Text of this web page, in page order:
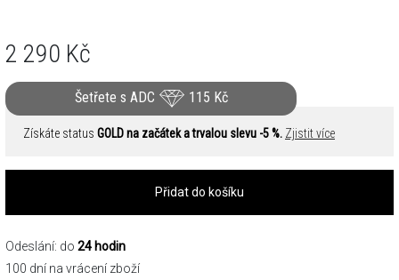
2 290 Kč
Šetřete s ADC 115 Kč
Získáte status GOLD na začátek a trvalou slevu -5 %. Zjistit více
Přidat do košíku
Odeslání: do 24 hodin
100 dní na vrácení zboží